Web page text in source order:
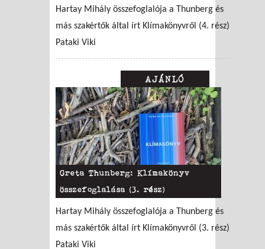
Hartay Mihály összefoglalója a Thunberg és
más szakértők által írt Klímakönyvről (4. rész)
Pataki Viki
AJÁNLÓ
Greta Thunberg: Klímakönyv
összefoglalása (3. rész)
Hartay Mihály összefoglalója a Thunberg és
más szakértők által írt Klímakönyvről (3. rész)
Pataki Viki